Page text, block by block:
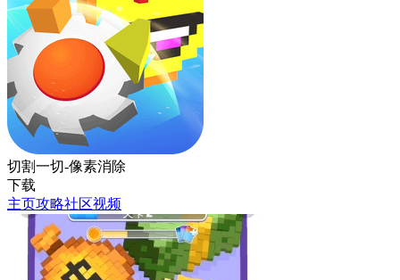
切割一切-像素消除
下载
主页攻略社区视频